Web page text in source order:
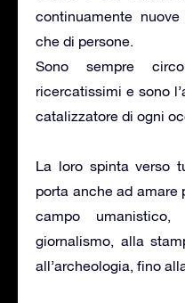
continuamente
che di persone.
Sono sempre
ricercatissimi e sono
catalizzatore di ogni
La loro spinta verso
porta anche ad amare
campo
giornalismo, alla
all’archeologia, fino